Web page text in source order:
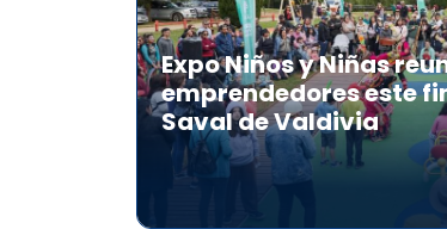
Expo Niños y Niñas
emprendedores este
Saval de Valdivia